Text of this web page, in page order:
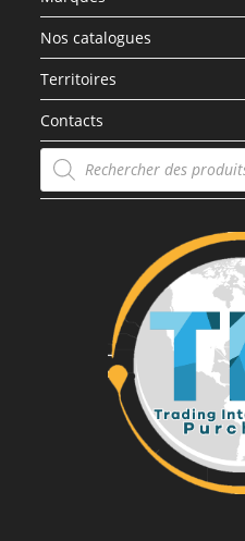
Nos catalogues
Territoires
Contacts
Recherche
de
produits